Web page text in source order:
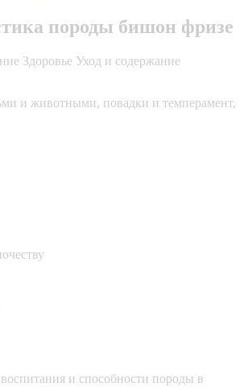
породы бишон фризе
Здоровье Уход и содержание
и животными, повадки и темперамент,
и способности породы в